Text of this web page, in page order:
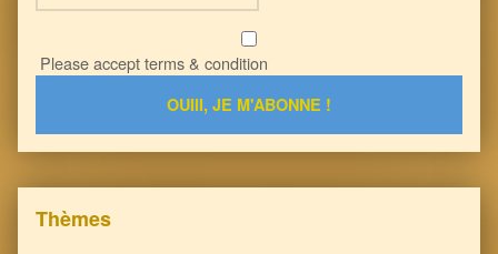
Please accept terms & condition
Thèmes